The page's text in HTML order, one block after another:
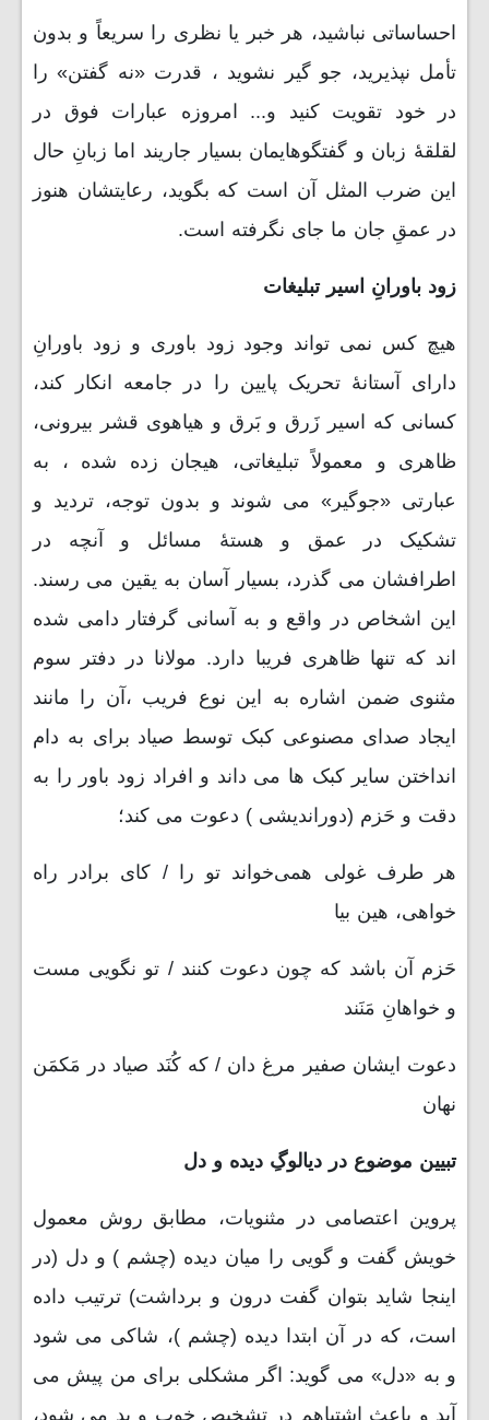
احساساتی نباشید، هر خبر یا نظری را سریعاً و بدون
تأمل نپذیرید، جو گیر نشوید ، قدرت «نه گفتن» را
در خود تقویت کنید و... امروزه عبارات فوق در
لقلقۀ زبان و گفتگوهایمان بسیار جاریند اما زبانِ حال
این ضرب المثل آن است که بگوید، رعایتشان هنوز
در عمقِ جان ما جای نگرفته است.
زود باورانِ اسیر تبلیغات
هیچ کس نمی تواند وجود زود باوری و زود باورانِ
دارای آستانۀ تحریک پایین را در جامعه انکار کند،
کسانی که اسیر زَرق و بَرق و هیاهوی قشر بیرونی،
ظاهری و معمولاً تبلیغاتی، هیجان زده شده ، به
عبارتی «جوگیر» می شوند و بدون توجه، تردید و
تشکیک در عمق و هستۀ مسائل و آنچه در
اطرافشان می گذرد، بسیار آسان به یقین می رسند.
این اشخاص در واقع و به آسانی گرفتار دامی شده
اند که تنها ظاهری فریبا دارد. مولانا در دفتر سوم
مثنوی ضمن اشاره به این نوع فریب ،آن را مانند
ایجاد صدای مصنوعی کبک توسط صیاد برای به دام
انداختن سایر کبک ها می داند و افراد زود باور را به
دقت و حَزم (دوراندیشی ) دعوت می کند؛
هر طرف غولی همی‌خواند تو را / کای برادر راه
خواهی، هین بیا
حَزم آن باشد که چون دعوت کنند / تو نگویی مست
و خواهانِ مَنَند
دعوت ایشان صفیر مرغ دان / که کُنَد صیاد در مَکمَن
نهان
تبیین موضوع در دیالوگِ دیده و دل
پروین اعتصامی در مثنویات، مطابق روش معمول
خویش گفت و گویی را میان دیده (چشم ) و دل (در
اینجا شاید بتوان گفت درون و برداشت) ترتیب داده
است، که در آن ابتدا دیده (چشم )، شاکی می شود
و به «دل» می گوید: اگر مشکلی برای من پیش می
آید و باعث اشتباهم در تشخیص خوب و بد می شود،